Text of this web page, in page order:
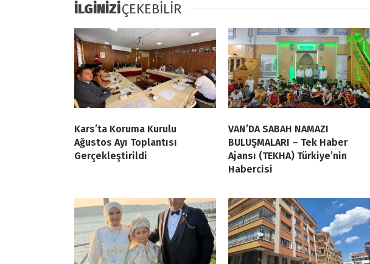
İLGİNİZİÇEKEBİLİR
Kars’ta Koruma Kurulu
Ağustos Ayı Toplantısı
Gerçekleştirildi
VAN’DA SABAH NAMAZI
BULUŞMALARI – Tek Haber
Ajansı (TEKHA) Türkiye’nin
Habercisi